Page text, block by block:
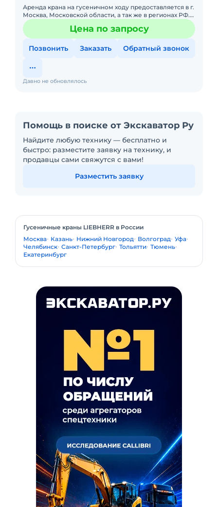
Аренда крана на гусеничном ходу предоставляется в г.
Москва, Московской области, а так же в регионах РФ.
Работа может производиться во всех странах СНГ.
Предост
Цена по запросу
Позвонить Заказать Обратный звонок
Давно не обновлялось
Помощь в поиске от Экскаватор Ру
Найдите любую технику — бесплатно и
быстро: разместите заявку на технику, и
продавцы сами свяжутся с вами!
Разместить заявку
Гусеничные краны LIEBHERR в России
Москва Казань Нижний Новгород Волгоград Уфа
Челябинск Санкт-Петербург Тольятти Тюмень
Екатеринбург